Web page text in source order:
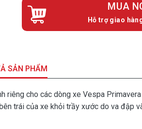
MUA
Hỗ trợ giao
SẢN PHẨM
riêng cho các dòng xe Vespa
trái của xe khỏi trầy xước do va đập